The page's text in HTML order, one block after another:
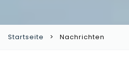
Startseite Nachrichten